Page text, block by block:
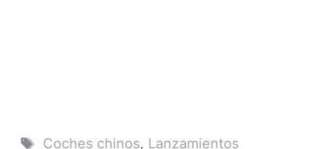
Etiquetas
Coches chinos, Lanzamientos